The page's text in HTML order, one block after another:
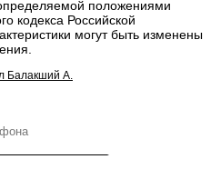
положениями
кодекса Российской
могут быть изменены
Балакший А.